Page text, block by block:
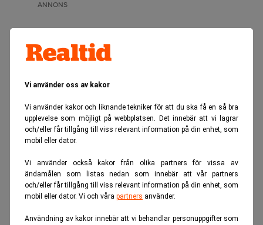
Vi använder oss av kakor
Vi använder kakor och liknande tekniker för att du ska få en så bra
upplevelse som möjligt på webbplatsen. Det innebär att vi lagrar
och/eller får tillgång till viss relevant information på din enhet, som
mobil eller dator.
Vi använder också kakor från olika partners för vissa av
ändamålen som listas nedan som innebär att vår partners
och/eller får tillgång till viss relevant information på din enhet, som
mobil eller dator. Vi och våra partners använder.
Användning av kakor innebär att vi behandlar personuppgifter som
ANNONS